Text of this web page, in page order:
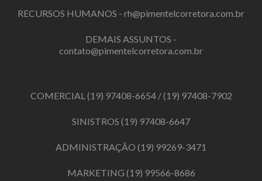
RECURSOS HUMANOS - rh@pimentelcorretora.com.br
DEMAIS ASSUNTOS -
contato@pimentelcorretora.com.br
COMERCIAL (19) 97408-6654/(19) 97408-7902
SINISTROS (19) 97408-6647
ADMINISTRAÇÃO (19) 99269-3471
MARKETING (19) 99566-8686